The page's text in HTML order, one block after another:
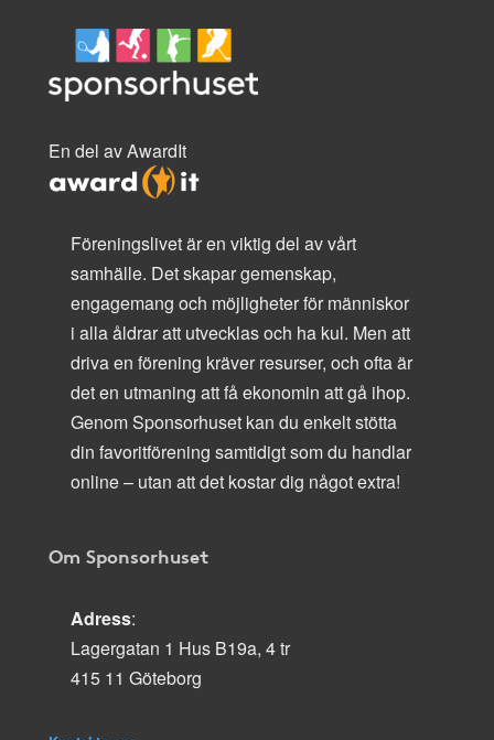
En del av AwardIt
Föreningslivet är en viktig del av vårt
samhälle. Det skapar gemenskap,
engagemang och möjligheter för människor
i alla åldrar att utvecklas och ha kul. Men att
driva en förening kräver resurser, och ofta är
det en utmaning att få ekonomin att gå ihop.
Genom Sponsorhuset kan du enkelt stötta
din favoritförening samtidigt som du handlar
online – utan att det kostar dig något extra!
Om Sponsorhuset
Adress:
Lagergatan 1 Hus B19a, 4 tr
415 11 Göteborg